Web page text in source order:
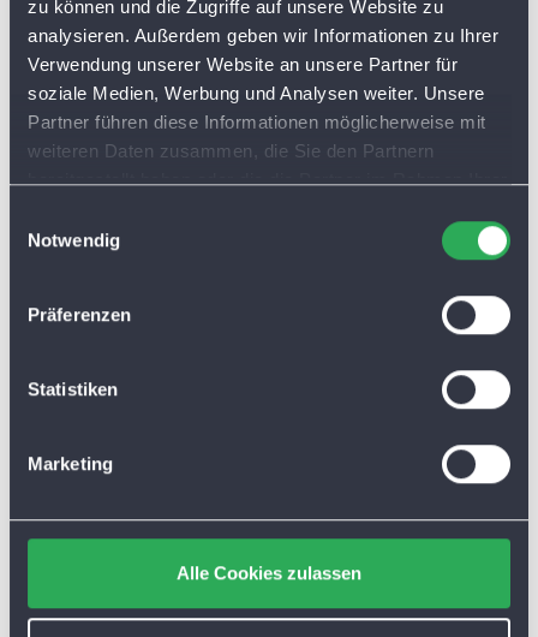
zu können und die Zugriffe auf unsere Website zu
analysieren. Außerdem geben wir Informationen zu Ihrer
Verwendung unserer Website an unsere Partner für
soziale Medien, Werbung und Analysen weiter. Unsere
Partner führen diese Informationen möglicherweise mit
weiteren Daten zusammen, die Sie den Partnern
bereitgestellt haben oder die die Partner im Rahmen Ihrer
Cookies automatisch zu, wenn Sie unsere Webseite
Notwendig
Präferenzen
Statistiken
Marketing
Alle Cookies zulassen